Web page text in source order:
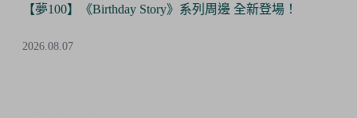
【夢100】《Birthday Story》系列周邊 全新登場！
2026.08.07